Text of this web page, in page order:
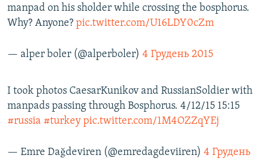
manpad on his sholder while crossing the bosphorus.
Why? Anyone? pic.twitter.com/U16LDY0cZm
— alper boler (@alperboler) 4 Грудень 2015
I took photos CaesarKunikov and RussianSoldier with
manpads passing through Bosphorus. 4/12/15 15:15
#russia #turkey pic.twitter.com/1M4OZZqYEj
— Emre Dağdeviren (@emredagdeviiren) 4 Грудень